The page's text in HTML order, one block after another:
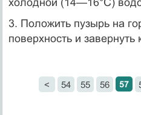
холодной (14—16°С)
3. Положить пузырь на
поверхность и завернуть
< 54 55 56 57